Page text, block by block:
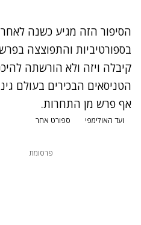
הסיפור הזה מגיע כשנה
בספורטיביות והתפוצצה
קיבלה ויזה ולא הורשתה
הטניסאים הבכירים בעולם
אף פרש מן התחרות.
ועד האולימפי ספורט אחר
פרסומת